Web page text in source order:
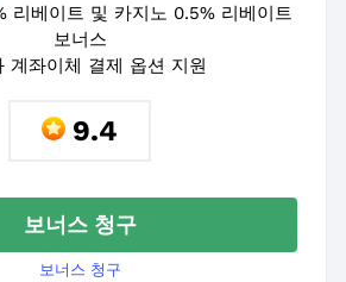
리베이트 및 카지노 0.5% 리베이트
보너스
계좌이체 결제 옵션 지원
9.4
보너스 청구
보너스 청구